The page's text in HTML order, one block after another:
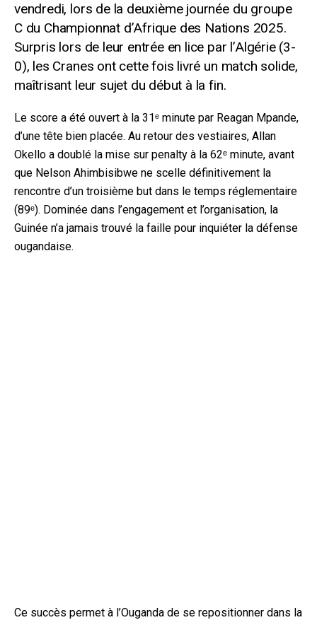
vendredi, lors de la deuxième journée du groupe
C du Championnat d’Afrique des Nations 2025.
Surpris lors de leur entrée en lice par l’Algérie (3-
0), les Cranes ont cette fois livré un match solide,
maîtrisant leur sujet du début à la fin.
Le score a été ouvert à la 31ᵉ minute par Reagan Mpande,
d’une tête bien placée. Au retour des vestiaires, Allan
Okello a doublé la mise sur penalty à la 62ᵉ minute, avant
que Nelson Ahimbisibwe ne scelle définitivement la
rencontre d’un troisième but dans le temps réglementaire
(89ᵉ). Dominée dans l’engagement et l’organisation, la
Guinée n’a jamais trouvé la faille pour inquiéter la défense
ougandaise.
Ce succès permet à l’Ouganda de se repositionner dans la